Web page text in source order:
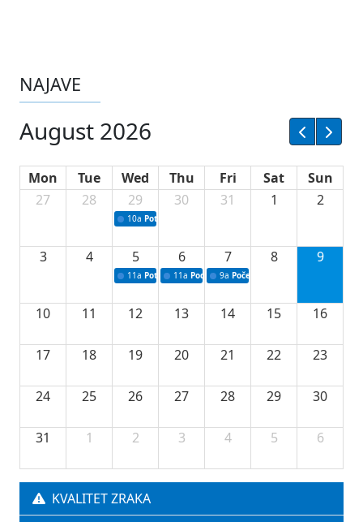
NAJAVE
August 2026
Mon Tue Wed Thu Fri Sat
Sun
27
28 29
10a Potpisivanje ugovora sa neprofitnim
30 31 1 2
3 4 5
11a Potpisivanje ugovora o stipendijama za
6
11a Podrška razvoju vodne infrastrukture u
7
9a Početak izgradnje nove
8 9
10 11 12 13 14 15 16
17 18 19 20 21 22 23
24 25 26 27 28 29 30
31 1 2 3 4 5 6
KVALITET ZRAKA